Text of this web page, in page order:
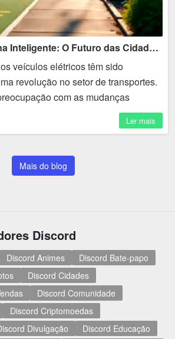
Mobilidade Urbana Inteligente: O Futuro das Cidades Sustentáveis
veículos elétricos têm sido
revolução no setor de transportes.
com as mudanças
por fontes de energia mais limpas,...
Ler mais
Mais do blog
Discord
Discord Animes
Discord Bate-papo
Discord Cidades
Discord Comunidade
Discord Criptomoedas
Divulgação
Discord Educação